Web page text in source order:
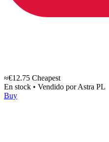
≈€12.75 Cheapest
En stock • Vendido porAstra PL
Buy